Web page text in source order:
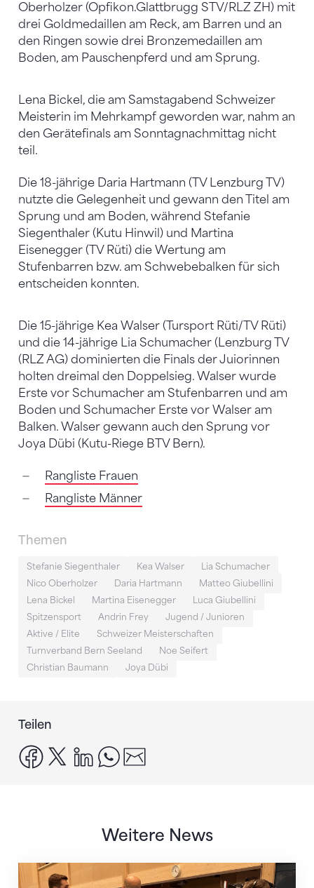
Oberholzer (Opfikon.Glattbrugg STV/RLZ ZH) mit
drei Goldmedaillen am Reck, am Barren und an
den Ringen sowie drei Bronzemedaillen am
Boden, am Pauschenpferd und am Sprung.
Lena Bickel, die am Samstagabend Schweizer
Meisterin im Mehrkampf geworden war, nahm an
den Gerätefinals am Sonntagnachmittag nicht
teil.
Die 18-jährige Daria Hartmann (TV Lenzburg TV)
nutzte die Gelegenheit und gewann den Titel am
Sprung und am Boden, während Stefanie
Siegenthaler (Kutu Hinwil) und Martina
Eisenegger (TV Rüti) die Wertung am
Stufenbarren bzw. am Schwebebalken für sich
entscheiden konnten.
Die 15-jährige Kea Walser (Tursport Rüti/TV Rüti)
und die 14-jährige Lia Schumacher (Lenzburg TV
(RLZ AG) dominierten die Finals der Juiorinnen
holten dreimal den Doppelsieg. Walser wurde
Erste vor Schumacher am Stufenbarren und am
Boden und Schumacher Erste vor Walser am
Balken. Walser gewann auch den Sprung vor
Joya Dübi (Kutu-Riege BTV Bern).
Rangliste Frauen
Rangliste Männer
Themen
Stefanie Siegenthaler Kea Walser
Lia Schumacher
Nico Oberholzer
Daria Hartmann
Matteo Giubellini
Lena Bickel
Martina Eisenegger
Luca Giubellini
Spitzensport
Andrin Frey
Jugend / Junioren
Aktive / Elite
Schweizer Meisterschaften
Turnverband Bern Seeland
Noe Seifert
Christian Baumann
Joya Dübi
Teilen
facebook
x linkedinwhatsapp
Weitere News
Mit klaren Zielen nach Zagreb